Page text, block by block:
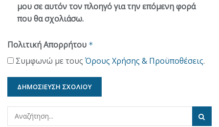
μου σε αυτόν τον πλοηγό για την επόμενη φορά
που θα σχολιάσω.
Πολιτική Απορρήτου *
Συμφωνώ με τους Όρους Χρήσης & Προϋποθέσεις.